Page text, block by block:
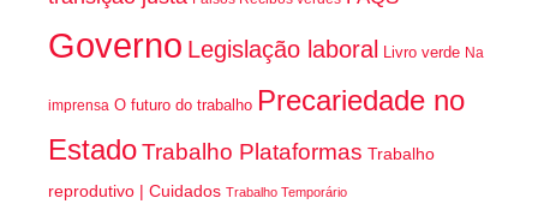
Governo Legislação laboral Livro verde Na
imprensa O futuro do trabalho Precariedade no
EstadoTrabalho Plataformas Trabalho
reprodutivo | Cuidados Trabalho Temporário